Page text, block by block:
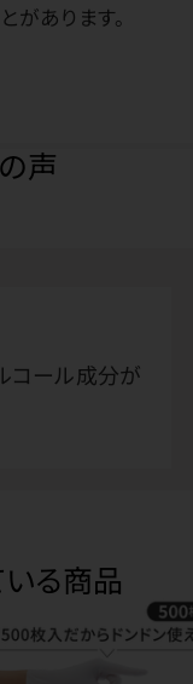
があります。
声
コール成分が
る商品